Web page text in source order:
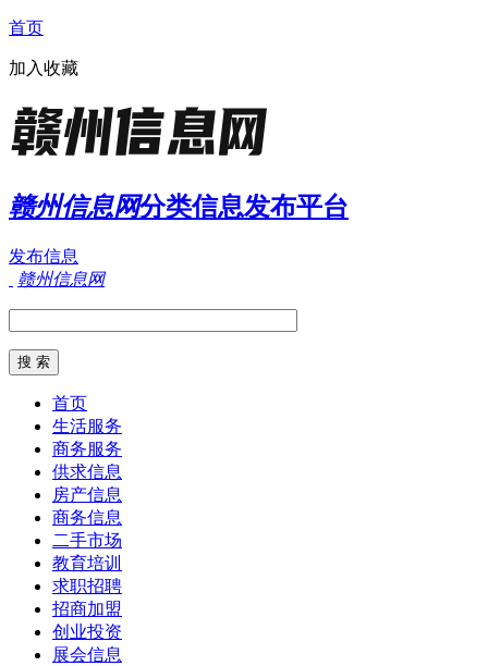
首页
加入收藏
赣州信息网分类信息发布平台
发布信息
赣州信息网
首页
生活服务
商务服务
供求信息
房产信息
商务信息
二手市场
教育培训
求职招聘
招商加盟
创业投资
展会信息